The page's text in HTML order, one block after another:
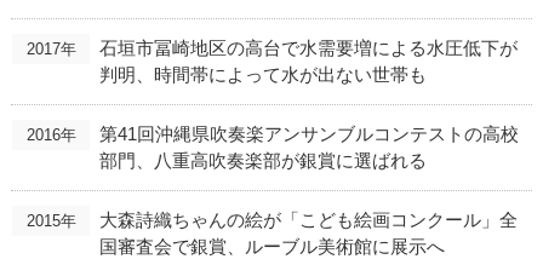
2017年
石垣市冨崎地区の高台で水需要増による水圧低下が
判明、時間帯によって水が出ない世帯も
2016年
第41回沖縄県吹奏楽アンサンブルコンテストの高校
部門、八重高吹奏楽部が銀賞に選ばれる
2015年
大森詩織ちゃんの絵が「こども絵画コンクール」全
国審査会で銀賞、ルーブル美術館に展示へ